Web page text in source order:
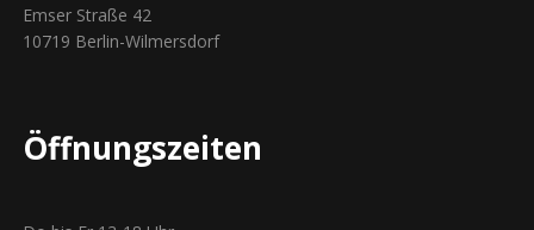
Emser Straße 42
10719 Berlin-Wilmersdorf
Öffnungszeiten